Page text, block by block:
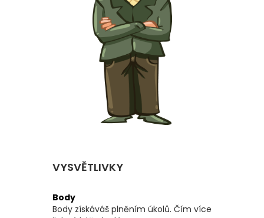
VYSVĚTLIVKY
Body
Body získáváš plněním úkolů. Čím více